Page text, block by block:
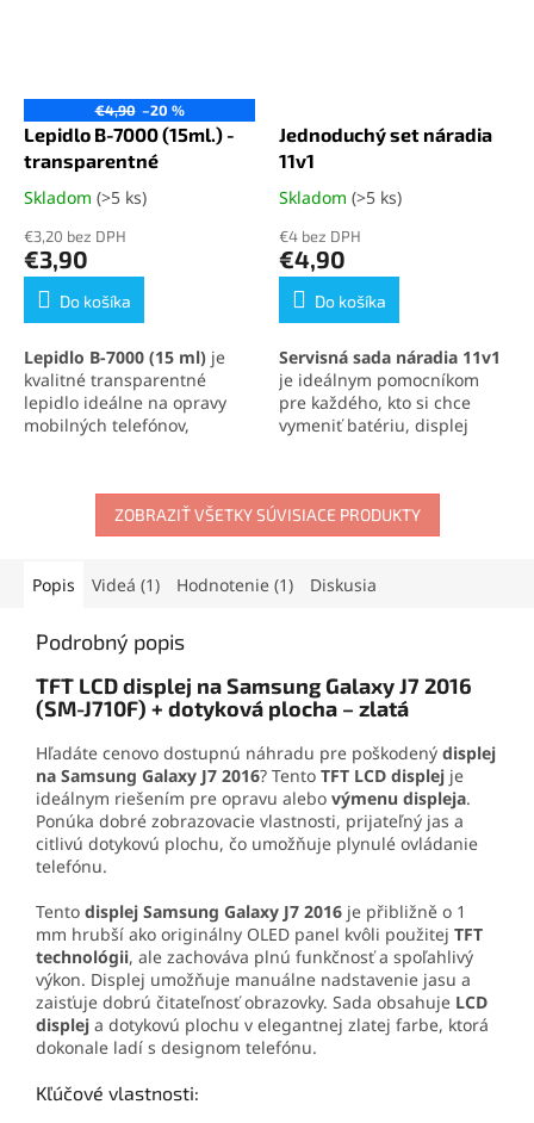
€4,90 –20 %
Lepidlo B-7000 (15ml.) -
transparentné
Priemerné
produktu
je
5,0
hviezdičiek.
Skladom (>5 ks)
€3,20 bez DPH
€3,90
Do košíka
Lepidlo B-7000 (15 ml) je
kvalitné transparentné
lepidlo ideálne na opravy
mobilných telefónov,
no pružný spoj, ktorý
odoláva otrasom, vode aj
oderu. Vďaka presnej
jednoducho nanáša aj na
Jednoduchý set náradia
11v1
Priemerné
produktu
je
5,0
hviezdičiek.
Skladom (>5 ks)
€4 bez DPH
€4,90
Do košíka
Servisná sada náradia 11v1
je ideálnym pomocníkom
pre každého, kto si chce
vymeniť batériu, displej
Obsahuje skrutkovače,
otváracie nástroje, prísavku
aj vyberač SIM karty. Vďaka
demontáž mobilu aj v
ZOBRAZIŤ VŠETKY SÚVISIACE PRODUKTY
Popis Videá (1) Hodnotenie (1) Diskusia
Podrobný popis
TFT LCD displej na Samsung Galaxy J7 2016
(SM-J710F) + dotyková plocha – zlatá
Hľadáte cenovo dostupnú náhradu pre poškodený displej
na Samsung Galaxy J7 2016? Tento TFT LCD displej je
ideálnym riešením pre opravu alebo výmenu displeja.
Ponúka dobré zobrazovacie vlastnosti, prijateľný jas a
citlivú dotykovú plochu, čo umožňuje plynulé ovládanie
telefónu.
Tento displej Samsung Galaxy J7 2016 je přibližně o 1
mm hrubší ako originálny OLED panel kvôli použitej TFT
technológii, ale zachováva plnú funkčnosť a spoľahlivý
výkon. Displej umožňuje manuálne nadstavenie jasu a
zaisťuje dobrú čitateľnosť obrazovky. Sada obsahuje LCD
displej a dotykovú plochu v elegantnej zlatej farbe, ktorá
dokonale ladí s designom telefónu.
Kľúčové vlastnosti: